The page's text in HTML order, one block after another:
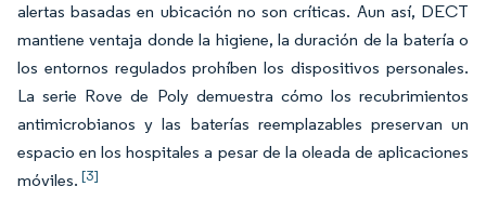
alertas basadas en ubicación no son críticas. Aun así, DECT
mantiene ventaja donde la higiene, la duración de la batería o
los entornos regulados prohíben los dispositivos personales.
La serie Rove de Poly demuestra cómo los recubrimientos
antimicrobianos y las baterías reemplazables preservan un
espacio en los hospitales a pesar de la oleada de aplicaciones
móviles. [3]